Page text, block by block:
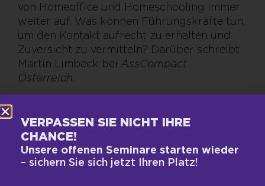
von Homeoffice und Homeschooling immer
weiter auf. Was können Führungskräfte tun,
um den Kontakt aufrecht zu erhalten und
Zuversicht zu vermitteln? Darüber schreibt
Martin Limbeck bei AssCompact
WAS WIR TUN
VERPASSEN SIE NICHT IHRE
CHANCE!
Unsere offenen Seminare starten wieder
– sichern Sie sich jetzt Ihren Platz!